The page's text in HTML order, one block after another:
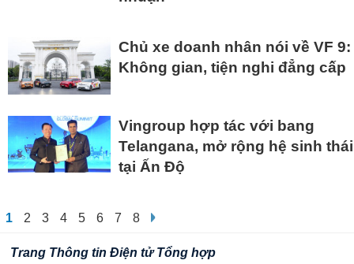
Chủ xe doanh nhân nói về VF 9:
Không gian, tiện nghi đẳng cấp
Vingroup hợp tác với bang
Telangana, mở rộng hệ sinh thái
tại Ấn Độ
1 2 3 4 5 6 7 8
Trang Thông tin Điện tử Tổng hợp